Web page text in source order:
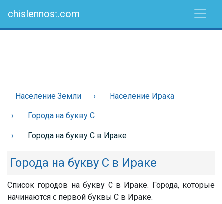
chislennost.com
Население Земли Население Ирака
Города на букву С
Города на букву С в Ираке
Города на букву С в Ираке
Список городов на букву С в Ираке. Города, которые
начинаются с первой буквы С в Ираке.